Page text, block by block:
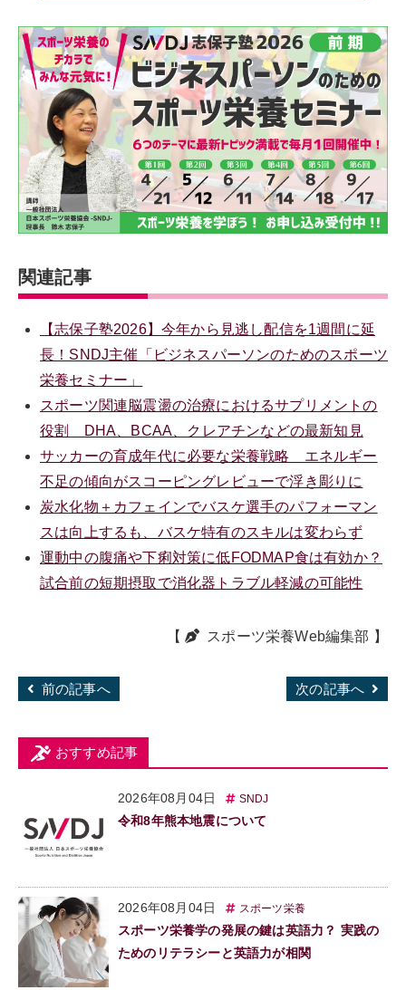
関連記事
【志保子塾2026】今年から見逃し配信を1週間に延
長！SNDJ主催「ビジネスパーソンのためのスポーツ
栄養セミナー」
スポーツ関連脳震盪の治療におけるサプリメントの
役割 DHA、BCAA、クレアチンなどの最新知見
サッカーの育成年代に必要な栄養戦略 エネルギー
不足の傾向がスコーピングレビューで浮き彫りに
炭水化物＋カフェインでバスケ選手のパフォーマン
スは向上するも、バスケ特有のスキルは変わらず
運動中の腹痛や下痢対策に低FODMAP食は有効か？
試合前の短期摂取で消化器トラブル軽減の可能性
【 スポーツ栄養Web編集部 】
前の記事へ 次の記事へ
おすすめ記事
2026年08月04日 SNDJ
令和8年熊本地震について
2026年08月04日 スポーツ栄養
スポーツ栄養学の発展の鍵は英語力？ 実践の
ためのリテラシーと英語力が相関